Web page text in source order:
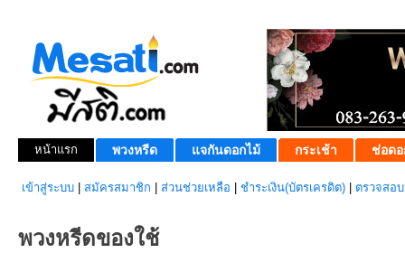
หน้าแรก พวงหรีด แจกันดอกไม้ กระเช้า ช่อดอ
เข้าสู่ระบบ สมัครสมาชิก ส่วนช่วยเหลือ ชำระเงิน(บัตรเครดิต) ตรวจสอ
พวงหรีดของใช้